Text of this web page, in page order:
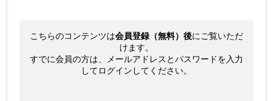
こちらのコンテンツは会員登録（無料）後にご覧いただ
けます。
すでに会員の方は、メールアドレスとパスワードを入力
してログインしてください。